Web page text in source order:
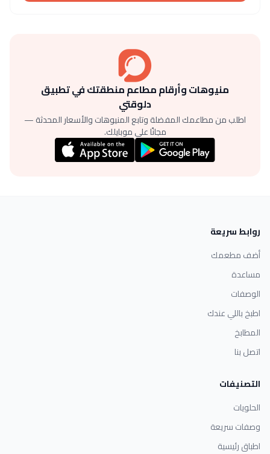
منيوهات وأرقام مطاعم منطقتك في تطبيق
دلوقتي
اطلب من مطاعمك المفضلة وتابع المنيوهات والأسعار المحدثة —
مجانًا على موبايلك.
روابط سريعة
أضف مطعمك
مساعدة
الوصفات
اطبخ باللي عندك
المطابخ
اتصل بنا
التصنيفات
الحلويات
وصفات سريعة
اطباق رئيسية